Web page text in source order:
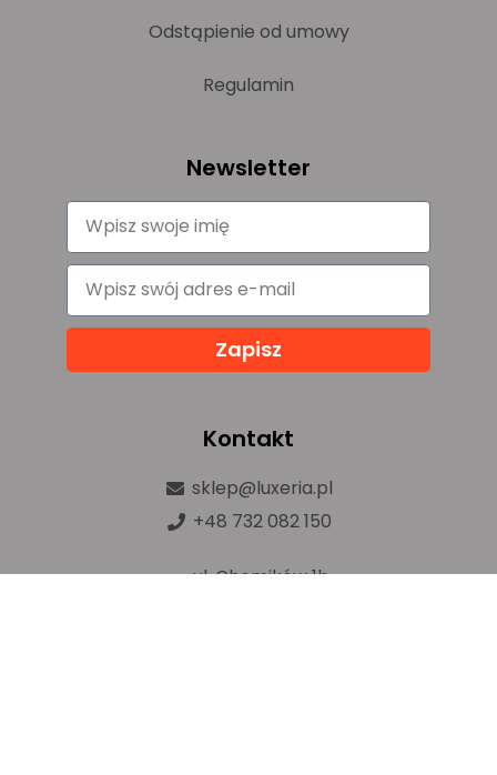
Odstąpienie od umowy
Regulamin
Newsletter
Zapisz
Kontakt
sklep@luxeria.pl
+48 732 082 150
ul. Chemików 1b,